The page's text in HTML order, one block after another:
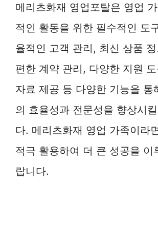
메리츠화재 영업포탈은 영업
적인 활동을 위한 필수적인 도
율적인 고객 관리, 최신 상품
편한 계약 관리, 다양한 지원
자료 제공 등 다양한 기능을 통
의 효율성과 전문성을 향상시
다. 메리츠화재 영업 가족이라
적극 활용하여 더 큰 성공을 이
랍니다.